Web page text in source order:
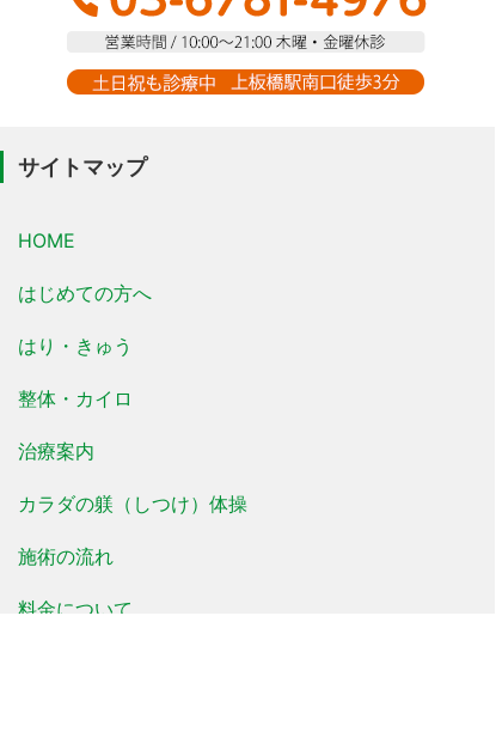
サイトマップ
HOME
はじめての方へ
はり・きゅう
整体・カイロ
治療案内
カラダの躾（しつけ）体操
施術の流れ
料金について